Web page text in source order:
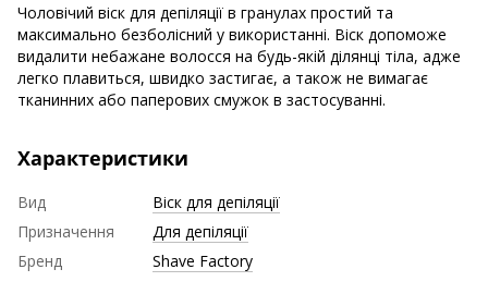
Чоловічий віск для депіляції в гранулах простий та
максимально безболісний у використанні. Віск допоможе
видалити небажане волосся на будь-якій ділянці тіла, адже
легко плавиться, швидко застигає, а також не вимагає
тканинних або паперових смужок в застосуванні.
Характеристики
Вид
Віск для депіляції
Призначення
Для депіляції
Бренд
Shave Factory